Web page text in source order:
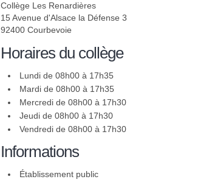
Collège Les Renardières
15 Avenue d'Alsace la Défense 3
92400 Courbevoie
Horaires du collège
Lundi de 08h00 à 17h35
Mardi de 08h00 à 17h35
Mercredi de 08h00 à 17h30
Jeudi de 08h00 à 17h30
Vendredi de 08h00 à 17h30
Informations
Établissement public